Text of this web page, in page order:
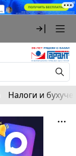
Налоги и